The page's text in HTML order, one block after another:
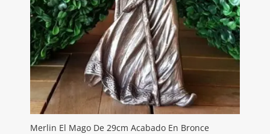
Merlin El Mago De 29cm Acabado En Bronce